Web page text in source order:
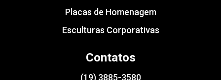
Placas de Homenagem
Esculturas Corporativas
Contatos
(19) 3885-3580